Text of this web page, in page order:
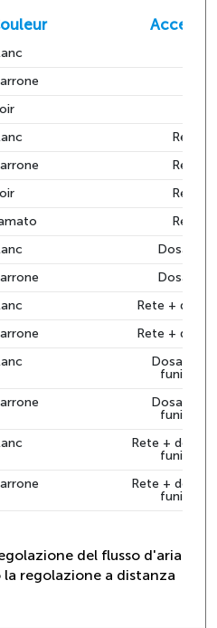
Rete
Rete
Rete
Rete
Dosatore
Dosatore
Rete +
Rete +
Dosatore
funicelle
Dosatore
funicelle
Rete +
funicelle
Rete +
funicelle
del flusso d'aria
regolazione a distanza